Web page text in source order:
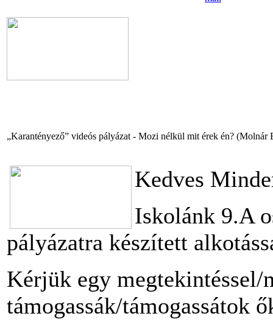
„Karantényező” videós pályázat - Mozi nélkül mit érek én? (Molnár
Kedves
Iskolánk 9.A
pályázatra készített
Kérjük egy megtekintéssel/
támogassák/támogassátok